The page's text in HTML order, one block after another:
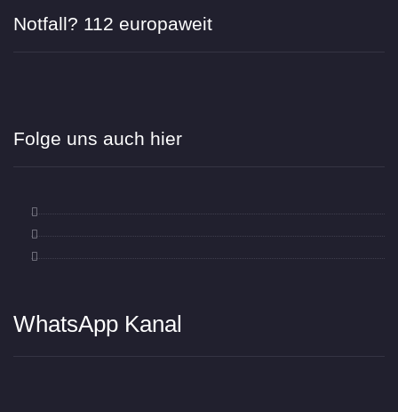
Notfall? 112 europaweit
Folge uns auch hier
WhatsApp Kanal